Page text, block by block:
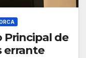
Principal de
errante